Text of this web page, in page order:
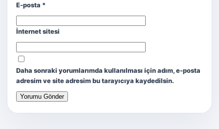
E-posta *
İnternet sitesi
Daha sonraki yorumlarımda kullanılması için adım, e-posta
adresim ve site adresim bu tarayıcıya kaydedilsin.